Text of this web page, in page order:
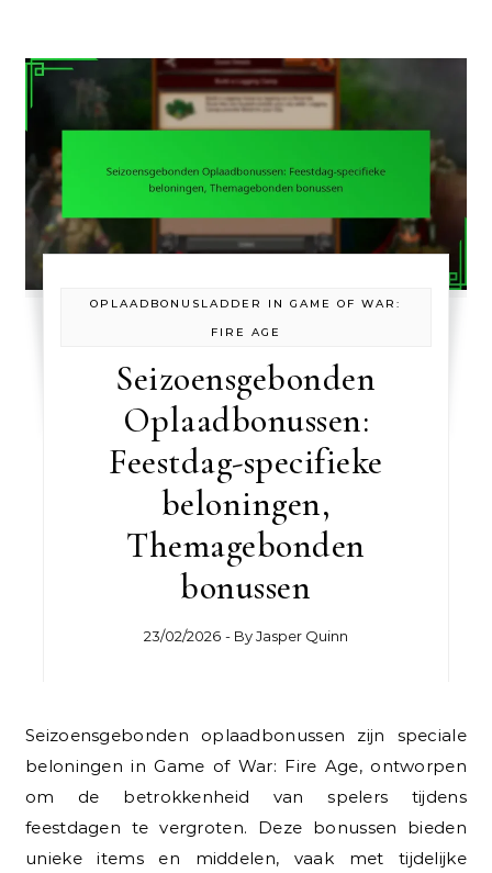
OPLAADBONUSLADDER IN GAME OF WAR:
FIRE AGE
Seizoensgebonden
Oplaadbonussen:
Feestdag-specifieke
beloningen,
Themagebonden
bonussen
23/02/2026 - ByJasper Quinn
Seizoensgebonden oplaadbonussen zijn speciale
beloningen in Game of War: Fire Age, ontworpen
om de betrokkenheid van spelers tijdens
feestdagen te vergroten. Deze bonussen bieden
unieke items en middelen, vaak met tijdelijke